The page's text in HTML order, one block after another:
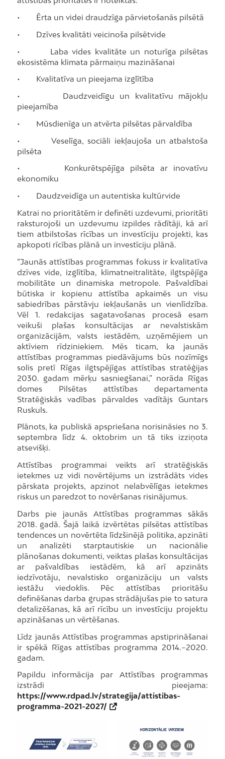
• Ērta un videi draudzīga pārvietošanās pilsētā
• Dzīves kvalitāti veicinoša pilsētvide
• Laba vides kvalitāte un noturīga pilsētas
ekosistēma klimata pārmaiņu mazināšanai
• Kvalitatīva un pieejama izglītība
• Daudzveidīgu un kvalitatīvu mājokļu
pieejamība
• Mūsdienīga un atvērta pilsētas pārvaldība
• Veselīga, sociāli iekļaujoša un atbalstoša
pilsēta
• Konkurētspējīga pilsēta ar inovatīvu
ekonomiku
• Daudzveidīga un autentiska kultūrvide
Katrai no prioritātēm ir definēti uzdevumi, prioritāti
raksturojoši un uzdevumu izpildes rādītāji, kā arī
tiem atbilstošas rīcības un investīciju projekti, kas
apkopoti rīcības plānā un investīciju plānā.
“Jaunās attīstības programmas fokuss ir kvalitatīva
dzīves vide, izglītība, klimatneitralitāte, ilgtspējīga
mobilitāte un dinamiska metropole. Pašvaldībai
būtiska ir kopienu attīstība apkaimēs un visu
sabiedrības pārstāvju iekļaušanās un vienlīdzība.
Vēl 1. redakcijas sagatavošanas procesā esam
veikuši plašas konsultācijas ar nevalstiskām
organizācijām, valsts iestādēm, uzņēmējiem un
aktīviem rīdziniekiem. Mēs ticam, ka jaunās
attīstības programmas piedāvājums būs nozīmīgs
solis pretī Rīgas ilgtspējīgas attīstības stratēģijas
2030. gadam mērķu sasniegšanai,” norāda Rīgas
domes Pilsētas attīstības departamenta
Stratēģiskās vadības pārvaldes vadītājs Guntars
Ruskuls.
Plānots, ka publiskā apspriešana norisināsies no 3.
septembra līdz 4. oktobrim un tā tiks izziņota
atsevišķi.
Attīstības programmai veikts arī stratēģiskās
ietekmes uz vidi novērtējums un izstrādāts vides
pārskata projekts, apzinot nelabvēlīgas ietekmes
riskus un paredzot to novēršanas risinājumus.
Darbs pie jaunās Attīstības programmas sākās
2018. gadā. Šajā laikā izvērtētas pilsētas attīstības
tendences un novērtēta līdzšinējā politika, apzināti
un analizēti starptautiskie un nacionālie
plānošanas dokumenti, veiktas plašas konsultācijas
ar pašvaldības iestādēm, kā arī apzināts
iedzīvotāju, nevalstisko organizāciju un valsts
iestāžu viedoklis. Pēc attīstības prioritāšu
definēšanas darba grupas strādājušas pie to satura
detalizēšanas, kā arī rīcību un investīciju projektu
apzināšanas un vērtēšanas.
Līdz jaunās Attīstības programmas apstiprināšanai
ir spēkā Rīgas attīstības programma 2014.−2020.
gadam.
Papildu informācija par Attīstības programmas
izstrādi pieejama:
https://www.rdpad.lv/strategija/attistibas-
programma-2021-2027/